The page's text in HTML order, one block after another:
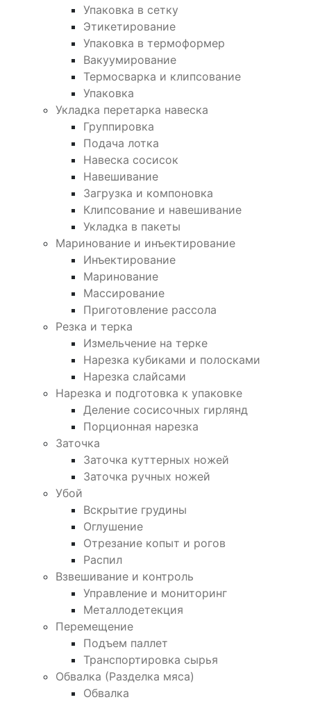
Упаковка в сетку
Этикетирование
Упаковка в термоформер
Вакуумирование
Термосварка и клипсование
Упаковка
Укладка перетарка навеска
Группировка
Подача лотка
Навеска сосисок
Навешивание
Загрузка и компоновка
Клипсование и навешивание
Укладка в пакеты
Маринование и инъектирование
Инъектирование
Маринование
Массирование
Приготовление рассола
Резка и терка
Измельчение на терке
Нарезка кубиками и полосками
Нарезка слайсами
Нарезка и подготовка к упаковке
Деление сосисочных гирлянд
Порционная нарезка
Заточка
Заточка куттерных ножей
Заточка ручных ножей
Убой
Вскрытие грудины
Оглушение
Отрезание копыт и рогов
Распил
Взвешивание и контроль
Управление и мониторинг
Металлодетекция
Перемещение
Подъем паллет
Транспортировка сырья
Обвалка (Разделка мяса)
Обвалка